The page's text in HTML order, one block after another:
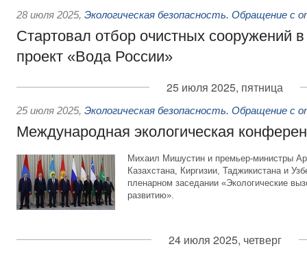
28 июля 2025, Экологическая безопасность. Обращение с
Стартовал отбор очистных сооружений
проект «Вода России»
25 июля 2025, пятница
25 июля 2025, Экологическая безопасность. Обращение с
Международная экологическая
Михаил Мишустин и премьер-министры
Казахстана, Киргизии, Таджикистана и
пленарном заседании «Экологические
развитию».
24 июля 2025, четверг